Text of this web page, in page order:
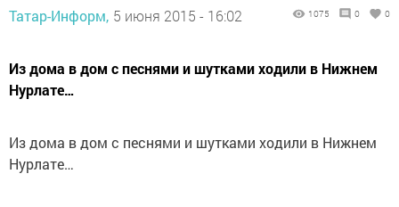
Татар-Информ, 5 июня 2015 - 16:02 1075 0 0
Из дома в дом с песнями и шутками ходили в Нижнем
Нурлате…
Из дома в дом с песнями и шутками ходили в Нижнем
Нурлате…